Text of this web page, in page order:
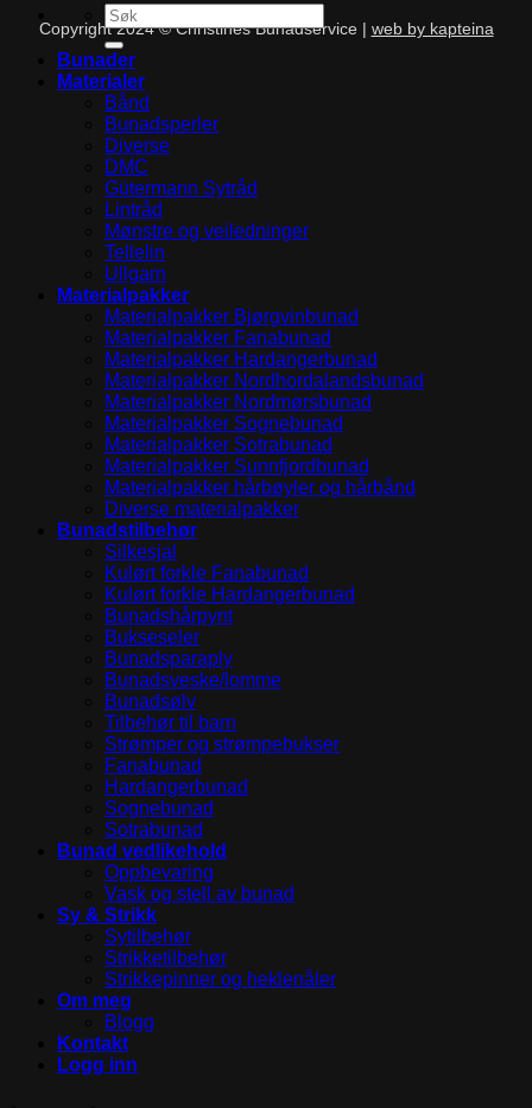
Copyright 2024 © Christines Bunadservice | web by kapteina
Søk
etter:
Bunader
Materialer
Bånd
Bunadsperler
Diverse
DMC
Gütermann Sytråd
Lintråd
Mønstre og veiledninger
Tellelin
Ullgarn
Materialpakker
Materialpakker Bjørgvinbunad
Materialpakker Fanabunad
Materialpakker Hardangerbunad
Materialpakker Nordhordalandsbunad
Materialpakker Nordmørsbunad
Materialpakker Sognebunad
Materialpakker Sotrabunad
Materialpakker Sunnfjordbunad
Materialpakker hårbøyler og hårbånd
Diverse materialpakker
Bunadstilbehør
Silkesjal
Kulørt forkle Fanabunad
Kulørt forkle Hardangerbunad
Bunadshårpynt
Bukseseler
Bunadsparaply
Bunadsveske/lomme
Bunadsølv
Tilbehør til barn
Strømper og strømpebukser
Fanabunad
Hardangerbunad
Sognebunad
Sotrabunad
Bunad vedlikehold
Oppbevaring
Vask og stell av bunad
Sy & Strikk
Sytilbehør
Strikketilbehør
Strikkepinner og heklenåler
Om meg
Blogg
Kontakt
Logg inn